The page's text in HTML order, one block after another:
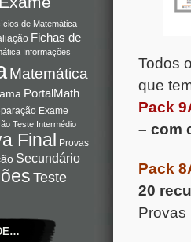
de Matemática
Fichas de
Informações
Matemática
PortalMath
Exame
Teste Intermédio
Final Provas
Secundário
Teste
Todos
que
Pack
– com
Pack
20
Provas